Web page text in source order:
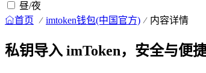
昼/夜
首页 imtoken钱包(中国官方) 内容详情
私钥导入 imToken，安全与便